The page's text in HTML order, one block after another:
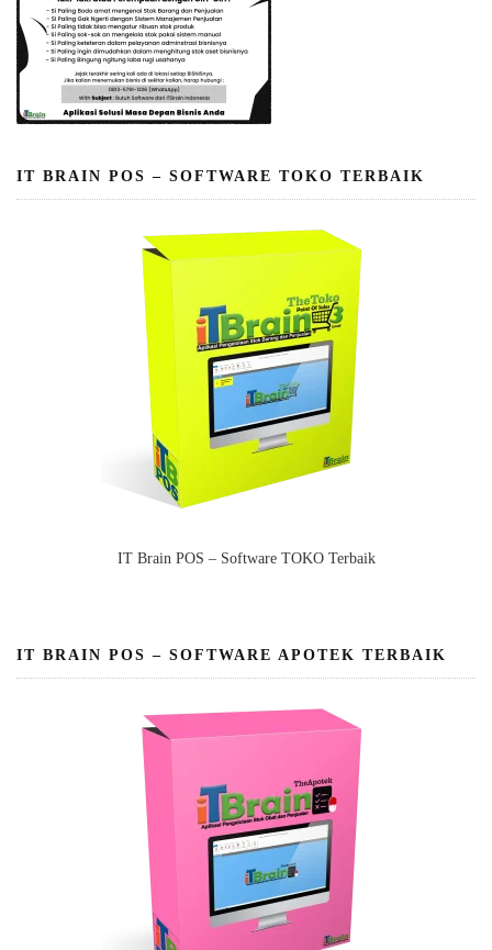
IT BRAIN POS – SOFTWARE TOKO TERBAIK
IT Brain POS – Software TOKO Terbaik
IT BRAIN POS – SOFTWARE APOTEK TERBAIK